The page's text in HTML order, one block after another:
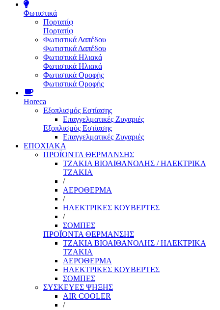
Φωτιστικά
Πορτατίφ
Πορτατίφ
Φωτιστικά Δαπέδου
Φωτιστικά Δαπέδου
Φωτιστικά Ηλιακά
Φωτιστικά Ηλιακά
Φωτιστικά Οροφής
Φωτιστικά Οροφής
Horeca
Εξοπλισμός Εστίασης
Επαγγελματικές Ζυγαριές
Εξοπλισμός Εστίασης
Επαγγελματικές Ζυγαριές
ΕΠΟΧΙΑΚΑ
ΠΡΟΪΟΝΤΑ ΘΕΡΜΑΝΣΗΣ
ΤΖΑΚΙΑ ΒΙΟΑΙΘΑΝΟΛΗΣ / ΗΛΕΚΤΡΙΚΑ
ΤΖΑΚΙΑ
/
ΑΕΡΟΘΕΡΜΑ
/
ΗΛΕΚΤΡΙΚΕΣ ΚΟΥΒΕΡΤΕΣ
/
ΣΟΜΠΕΣ
ΠΡΟΪΟΝΤΑ ΘΕΡΜΑΝΣΗΣ
ΤΖΑΚΙΑ ΒΙΟΑΙΘΑΝΟΛΗΣ / ΗΛΕΚΤΡΙΚΑ
ΤΖΑΚΙΑ
ΑΕΡΟΘΕΡΜΑ
ΗΛΕΚΤΡΙΚΕΣ ΚΟΥΒΕΡΤΕΣ
ΣΟΜΠΕΣ
ΣΥΣΚΕΥΕΣ ΨΗΞΗΣ
AIR COOLER
/